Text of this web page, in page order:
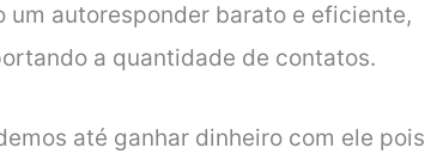
autoresponder barato e eficiente,
a quantidade de contatos.
até ganhar dinheiro com ele pois